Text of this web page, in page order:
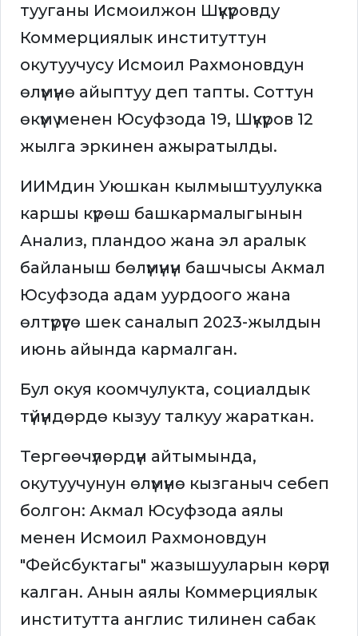
тууганы Исмоилжон Шүкүровду
Коммерциялык институттун
окутуучусу Исмоил Рахмоновдун
өлүмүнө айыптуу деп тапты. Соттун
өкүмү менен Юсуфзода 19, Шүкүров 12
жылга эркинен ажыратылды.
ИИМдин Уюшкан кылмыштуулукка
каршы күрөш башкармалыгынын
Анализ, пландоо жана эл аралык
байланыш бөлүмүнүн башчысы Акмал
Юсуфзода адам уурдоого жана
өлтүрүүгө шек саналып 2023-жылдын
июнь айында кармалган.
Бул окуя коомчулукта, социалдык
түйүндөрдө кызуу талкуу жараткан.
Тергөөчүлөрдүн айтымында,
окутуучунун өлүмүнө кызганыч себеп
болгон: Акмал Юсуфзода аялы
менен Исмоил Рахмоновдун
"Фейсбуктагы" жазышууларын көрүп
калган. Анын аялы Коммерциялык
институтта англис тилинен сабак